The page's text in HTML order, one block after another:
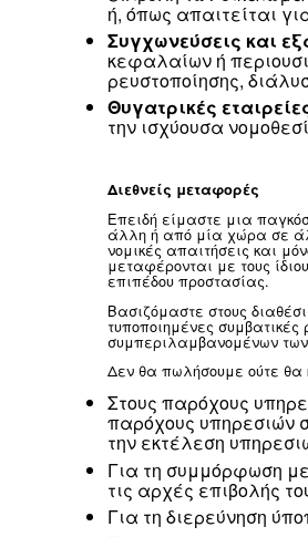
Παραλήπτες
Εντός της
συμβατικές
συμφερόντων
Τρίτα μέρη:
επεξεργασία
Όπως
φορείς
εθνική
τρίτα μέρη
επιβολή των
ή, όπως
κεφαλαίων ή
Θυγατρικές
την ισχύουσα